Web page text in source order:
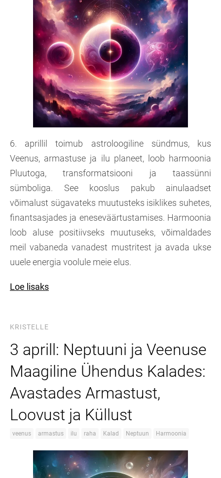
6. aprillil toimub astroloogiline sündmus, kus
Veenus, armastuse ja ilu planeet, loob harmoonia
Pluutoga, transformatsiooni ja taassünni
sümboliga. See kooslus pakub ainulaadset
võimalust sügavateks muutusteks isiklikes suhetes,
finantsasjades ja eneseväärtustamises. Harmoonia
loob aluse positiivseks muutuseks, võimaldades
meil vabaneda vanadest mustritest ja avada ukse
uuele energia voolule meie elus.
Loe lisaks
KRISTELLE
3 aprill: Neptuuni ja Veenuse
Maagiline Ühendus Kalades:
Avastades Armastust,
Loovust ja Küllust
veenus armastus ilu raha Kalad Neptuun Harmoonia